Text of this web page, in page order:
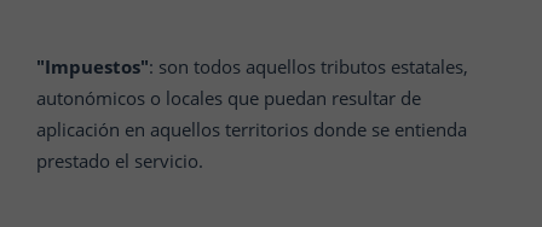
"Impuestos": son todos aquellos tributos estatales,
autonómicos o locales que puedan resultar de
aplicación en aquellos territorios donde se entienda
prestado el servicio.